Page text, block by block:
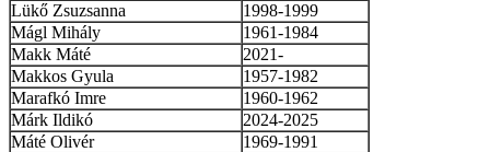
Lükő Zsuzsanna
1998-1999
Mágl Mihály
1961-1984
Makk Máté
2021-
Makkos Gyula
1957-1982
Marafkó Imre
1960-1962
Márk Ildikó
2024-2025
Máté Olivér
1969-1991